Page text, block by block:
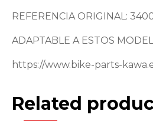
REFERENCIA ORIGINAL:
ADAPTABLE A ESTOS
https://www.bike-parts-
Related